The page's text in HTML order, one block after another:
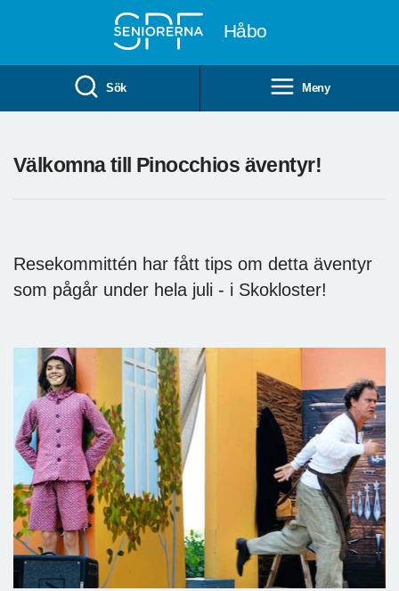
Håbo
Sök Meny
Välkomna till Pinocchios äventyr!
Resekommittén har fått tips om detta äventyr
som pågår under hela juli - i Skokloster!